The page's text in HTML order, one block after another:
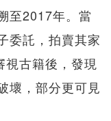
至2017年。當
委託，拍賣其家
視古籍後，發現
壞，部分更可見